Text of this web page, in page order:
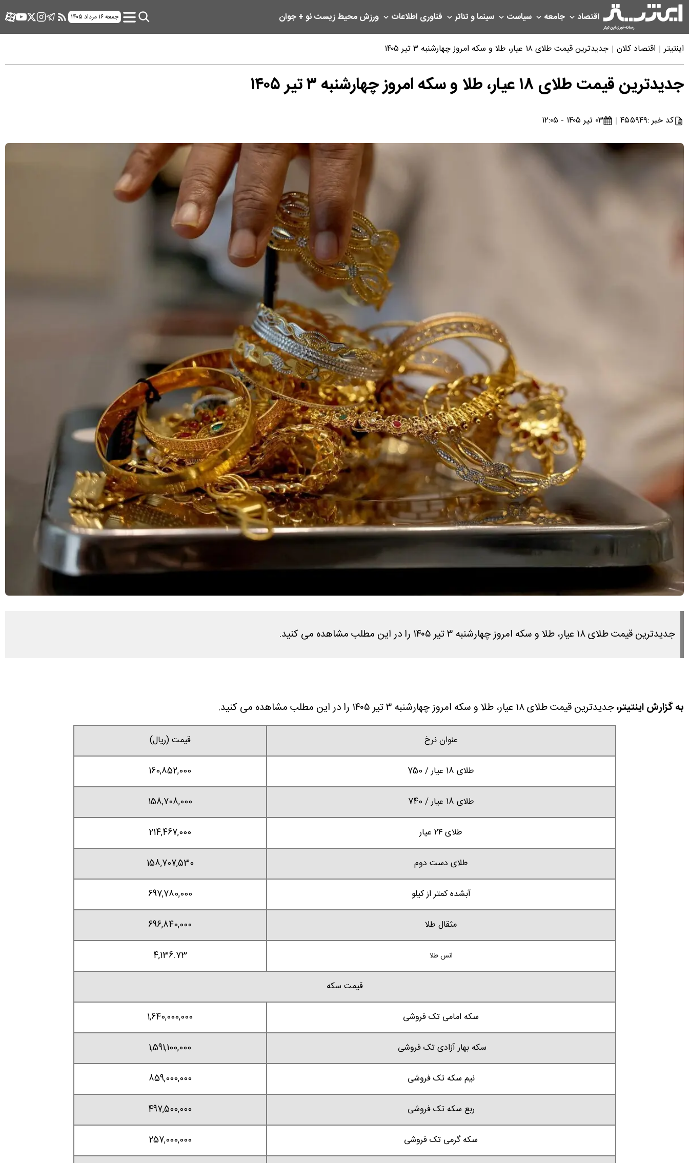
اقتصاد جامعه سیاست سینما و تئاتر فناوری اطلاعات ورزشمحیط زیستنو + جوان جمعه ۱۶ مرداد ۱۴۰۵
اینتیتر اقتصاد کلان جدیدترین قیمت طلای ۱۸ عیار، طلا و سکه امروز چهارشنبه ۳ تیر ۱۴۰۵
جدیدترین قیمت طلای ۱۸ عیار، طلا و سکه امروز چهارشنبه ۳ تیر ۱۴۰۵
کد خبر :۴۵۵۹۴۹ ۰۳ تیر ۱۴۰۵ - ۱۲:۰۵
جدیدترین قیمت طلای ۱۸ عیار، طلا و سکه امروز چهارشنبه ۳ تیر ۱۴۰۵ را در این مطلب مشاهده می کنید.
به گزارش اینتیتر،جدیدترین قیمت طلای ۱۸ عیار، طلا و سکه امروز چهارشنبه ۳ تیر ۱۴۰۵ را در این مطلب مشاهده می کنید.
عنوان نرخ قیمت (ریال)
طلای 18 عیار / 750 160,852,000
طلای 18 عیار / 740 158,708,000
طلای ۲۴ عیار 214,467,000
طلای دست دوم 158,707,530
آبشده کمتر از کیلو 697,780,000
مثقال طلا 696,840,000
انس طلا 4,136.73
قیمت سکه
سکه امامی تک فروشی 1,640,000,000
سکه بهار آزادی تک فروشی 1,591,100,000
نیم سکه تک فروشی 859,000,000
ربع سکه تک فروشی 497,500,000
سکه گرمی تک فروشی 257,000,000